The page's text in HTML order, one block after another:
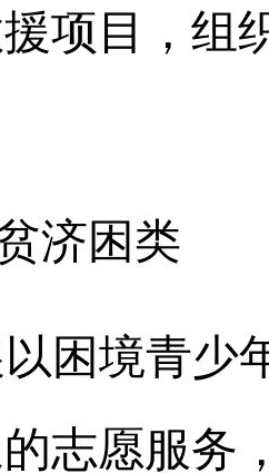
项目，组
济困类
困境青少
志愿服务